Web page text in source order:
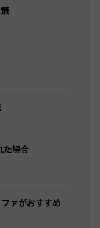
た場合
ァがおすすめ